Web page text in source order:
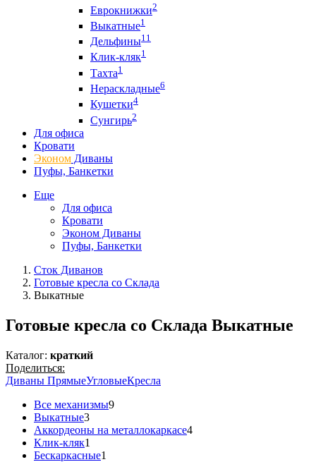
Еврокнижки2
Выкатные1
Дельфины11
Клик-кляк1
Тахта1
Нераскладные6
Кушетки4
Сунгирь2
Для офиса
Кровати
Эконом Диваны
Пуфы, Банкетки
Еще
Для офиса
Кровати
Эконом Диваны
Пуфы, Банкетки
Сток Диванов
Готовые кресла со Склада
Выкатные
Готовые кресла со Склада Выкатные
Каталог: краткий
Поделиться:
Диваны ПрямыеУгловыеКресла
Все механизмы9
Выкатные3
Аккордеоны на металлокаркасе4
Клик-кляк1
Бескаркасные1